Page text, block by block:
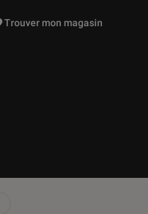
vous être proposées
Trouver mon magasin